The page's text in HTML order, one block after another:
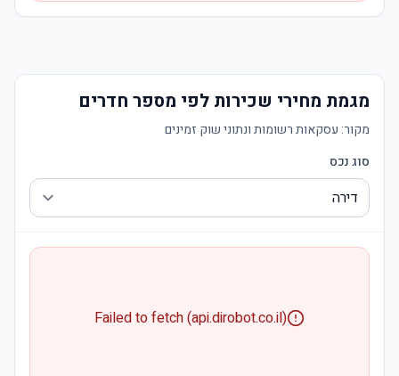
מגמת מחירי שכירות לפי מספר חדרים
מקור: עסקאות רשומות ונתוני שוק זמינים
סוג נכס
Failed to fetch (api.dirobot.co.il)